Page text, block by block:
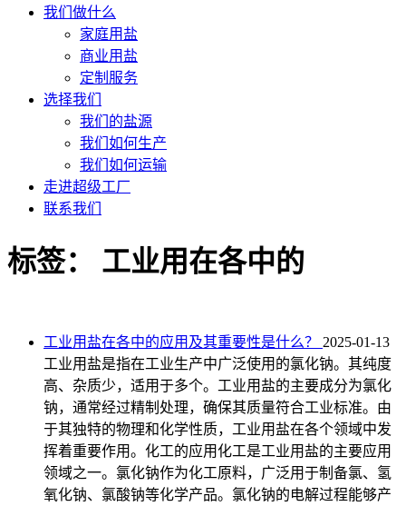
我们做什么
家庭用盐
商业用盐
定制服务
选择我们
我们的盐源
我们如何生产
我们如何运输
走进超级工厂
联系我们
标签： 工业用在各中的
工业用盐在各中的应用及其重要性是什么？
2025-01-13
工业用盐是指在工业生产中广泛使用的氯化钠。其纯度
高、杂质少，适用于多个。工业用盐的主要成分为氯化
钠，通常经过精制处理，确保其质量符合工业标准。由
于其独特的物理和化学性质，工业用盐在各个领域中发
挥着重要作用。化工的应用化工是工业用盐的主要应用
领域之一。氯化钠作为化工原料，广泛用于制备氯、氢
氧化钠、氯酸钠等化学产品。氯化钠的电解过程能够产